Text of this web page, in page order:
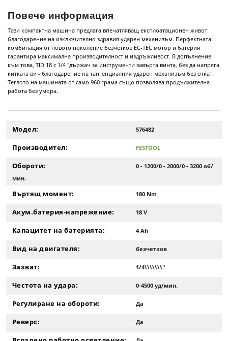
Повече информация
Тази компактна машина предлага впечатляващ експлоатационен живот
благодарение на изключително здравия ударен механизъм. Перфектната
комбинация от новото поколение безчетков EC-TEC мотор и батерия
гарантира максимална производителност и издръжливост. В допълнение
към това, TID 18 с 1/4 "държач за инструменти завърта винта, без да напряга
китката ви - благодарение на тангенциалния ударен механизъм без откат.
Теглото на машината от само 960 грама също позволява продължителна
работа без умора.
Модел: 576482
Производител: FESTOOL
Обороти:
0 - 1200/0 - 2000/0 - 3200 об/
мин.
Въртящ момент: 180 Nm
Акум.батерия-напрежение: 18 V
Капацитет на батерията: 4 Ah
Вид на двигателя: безчетков
Захват: 1/4\\\\\\\"
Честота на удара: 0-4500 уд/мин.
Регулиране на обороти: Да
Реверс: Да